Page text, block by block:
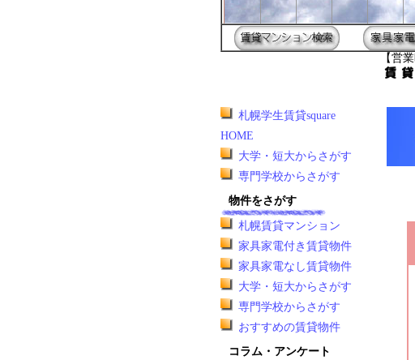
【営
札幌学生賃貸square
HOME
大学・短大からさがす
専門学校からさがす
物件をさがす
札幌賃貸マンション
家具家電付き賃貸物件
家具家電なし賃貸物件
大学・短大からさがす
専門学校からさがす
おすすめの賃貸物件
コラム・アンケート